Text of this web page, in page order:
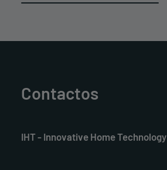
Contactos
IHT - Innovative Home Technology